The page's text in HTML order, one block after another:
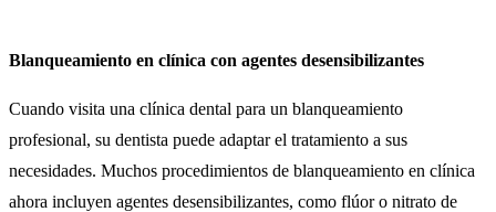
Blanqueamiento en clínica con agentes desensibilizantes
Cuando visita una clínica dental para un blanqueamiento
profesional, su dentista puede adaptar el tratamiento a sus
necesidades. Muchos procedimientos de blanqueamiento en clínica
ahora incluyen agentes desensibilizantes, como flúor o nitrato de